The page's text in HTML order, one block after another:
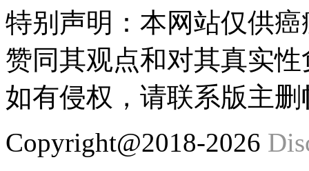
特别声明：本网站仅供
赞同其观点和对其真实
如有侵权，请联系版主删
Copyright@2018-2026